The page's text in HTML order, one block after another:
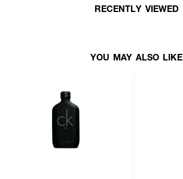
● Middle Notes: ชาเขียว, ลูกฟิก
● น้ำหอมกลิ่น Unisex เหมาะกับทุกเพศ
● FDA Registration no. 10-2-6800024609
● ปริมาณ - 50 มิลลิลิตร
RECENTLY VIEWED
YOU MAY ALSO LIKE